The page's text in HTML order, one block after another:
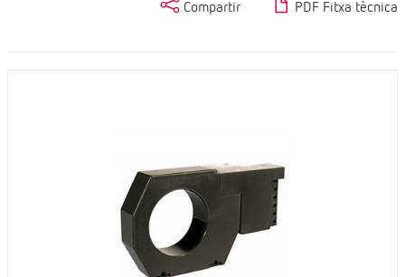
Compartir PDF Fitxa tècnica